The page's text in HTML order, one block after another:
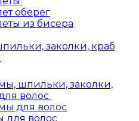
оберег
из бисера
заколки, краб
шпильки, заколки,
волос
для волос
для волос